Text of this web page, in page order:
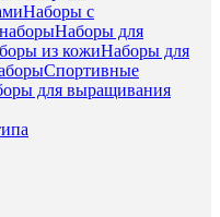
Наборы с
Наборы для
из кожиНаборы для
Спортивные
для выращивания